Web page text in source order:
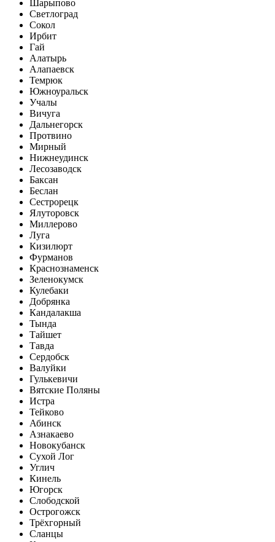
Шарыпово
Светлоград
Сокол
Ирбит
Гай
Алатырь
Алапаевск
Темрюк
Южноуральск
Учалы
Вичуга
Дальнегорск
Протвино
Мирный
Нижнеудинск
Лесозаводск
Баксан
Беслан
Сестрорецк
Ялуторовск
Миллерово
Луга
Кизилюрт
Фурманов
Краснознаменск
Зеленокумск
Кулебаки
Добрянка
Кандалакша
Тында
Тайшет
Тавда
Сердобск
Валуйки
Гулькевичи
Вятские Поляны
Истра
Тейково
Абинск
Азнакаево
Новокубанск
Сухой Лог
Углич
Кинель
Югорск
Слободской
Острогожск
Трёхгорный
Сланцы